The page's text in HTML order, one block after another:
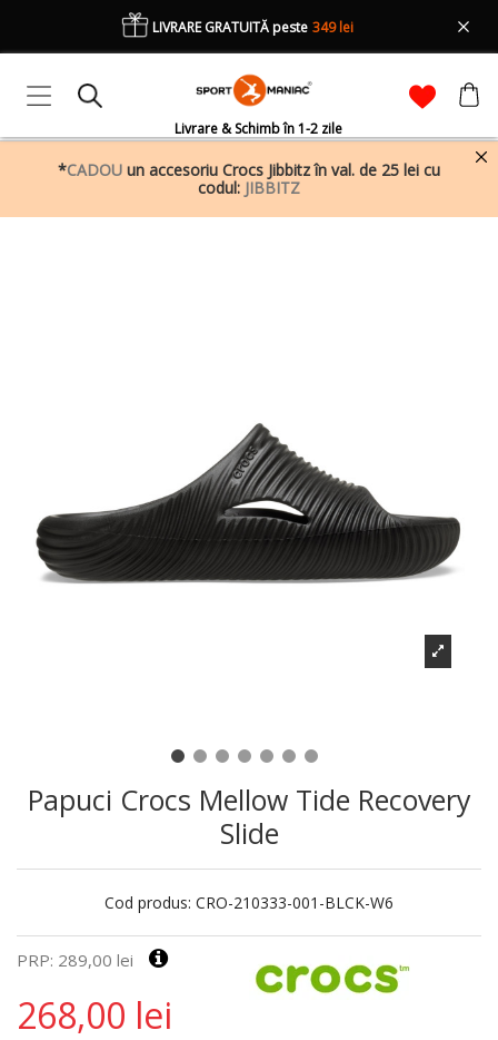
Livrare & Schimb în 1-2 zile
LIVRARE GRATUITĂ peste 349 lei
*CADOU un accesoriu Crocs Jibbitz în val. de 25 lei cu
codul: JIBBITZ
Papuci Crocs Mellow Tide Recovery
Slide
Cod produs: CRO-210333-001-BLCK-W6
PRP: 289,00 lei
268,00 lei